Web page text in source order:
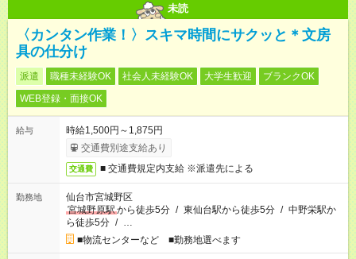
未読
〈カンタン作業！〉スキマ時間にサクッと＊文房
具の仕分け
派遣 職種未経験OK 社会人未経験OK 大学生歓迎
ブランクOK
WEB登録・面接OK
給与
時給1,500円～1,875円
交通費別途支給あり
交通費 ■ 交通費規定内支給 ※派遣先による
勤務地
仙台市宮城野区
宮城野原駅から徒歩5分 / 東仙台駅から徒歩5分 / 中野栄駅か
ら徒歩5分 / …
■物流センターなど ■勤務地選べます